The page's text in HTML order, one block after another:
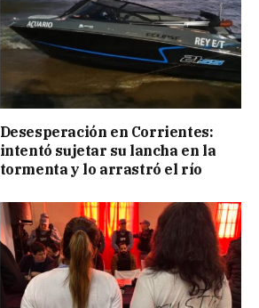
Desesperación en Corrientes:
intentó sujetar su lancha en la
tormenta y lo arrastró el río